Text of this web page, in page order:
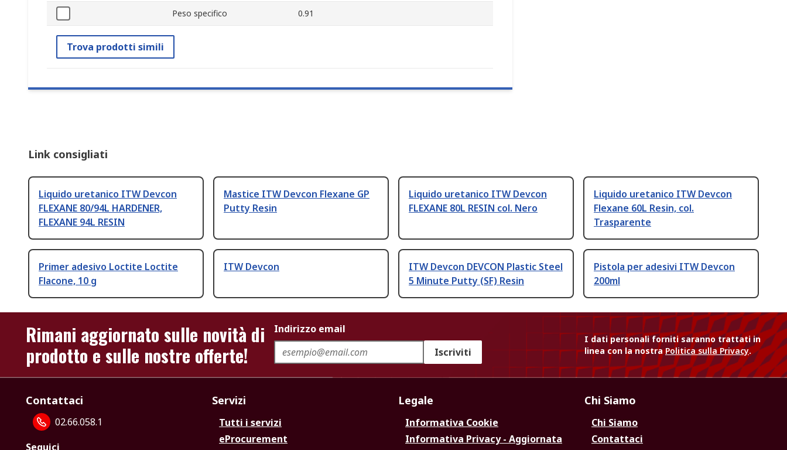
Peso specifico 0.91
Trova prodotti simili
Link consigliati
Liquido uretanico ITW Devcon
FLEXANE 80/94L HARDENER,
FLEXANE 94L RESIN
Mastice ITW Devcon Flexane GP
Putty Resin
Liquido uretanico ITW Devcon
FLEXANE 80L RESIN col. Nero
Liquido uretanico ITW Devcon
Flexane 60L Resin, col.
Trasparente
Primer adesivo Loctite Loctite
Flacone, 10 g
ITW Devcon
ITW Devcon DEVCON Plastic Steel
5 Minute Putty (SF) Resin
Pistola per adesivi ITW Devcon
200ml
Rimani aggiornato sulle novità di
prodotto e sulle nostre offerte!
Indirizzo email
Iscriviti
I dati personali forniti saranno trattati in
linea con la nostraPolitica sulla Privacy.
Contattaci
02.66.058.1
Seguici
Servizi
Tutti i servizi
eProcurement
Legale
Informativa Cookie
Informativa Privacy - Aggiornata
Chi Siamo
Chi Siamo
Contattaci